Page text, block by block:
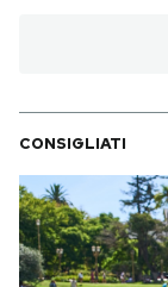
CONSIGLIATI